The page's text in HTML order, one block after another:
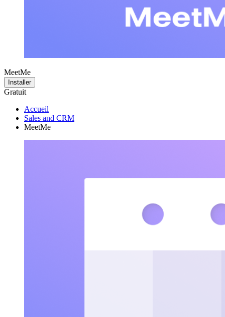
MeetMe
Installer
Gratuit
Accueil
Sales and CRM
MeetMe